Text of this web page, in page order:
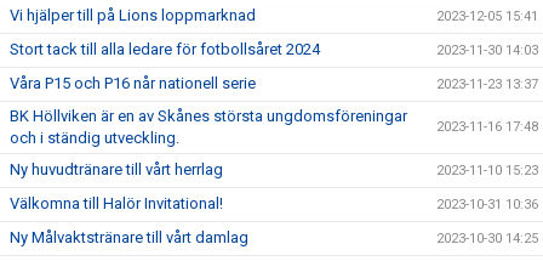
Vi hjälper till på Lions loppmarknad 2023-12-05 15:41
Stort tack till alla ledare för fotbollsåret 2024 2023-11-30 14:03
Våra P15 och P16 når nationell serie 2023-11-23 13:37
BK Höllviken är en av Skånes största ungdomsföreningar
och i ständig utveckling.
2023-11-16 17:48
Ny huvudtränare till vårt herrlag 2023-11-10 15:23
Välkomna till Halör Invitational! 2023-10-31 10:36
Ny Målvaktstränare till vårt damlag 2023-10-30 14:25